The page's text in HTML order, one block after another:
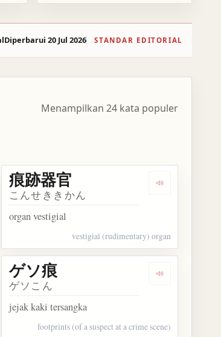
Diperbarui 20 Jul 2026 STANDAR EDITORIAL
Menampilkan 24 kata populer
kosakata 痕 Dengarkan
痕跡器官
こんせききかん
organ vestigial
vestigial (rudimentary) organ
kosakata 弾痕 Dengarkan
ゲソ痕
ゲソこん
jejak kaki tersangka
footprints (of a suspect at a crime scene)